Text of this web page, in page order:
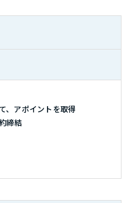
、アポイントを取得
締結